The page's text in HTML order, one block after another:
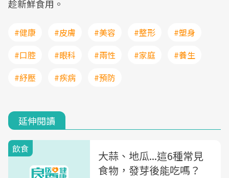
趁新鮮食用。
#健康 #皮膚 #美容 #整形
#塑身
#口腔
#眼科 #兩性 #家庭
#養生
#紓壓
#疾病 #預防
延伸閱讀
飲食
大蒜、地瓜...這6種常見
食物，發芽後能吃嗎？